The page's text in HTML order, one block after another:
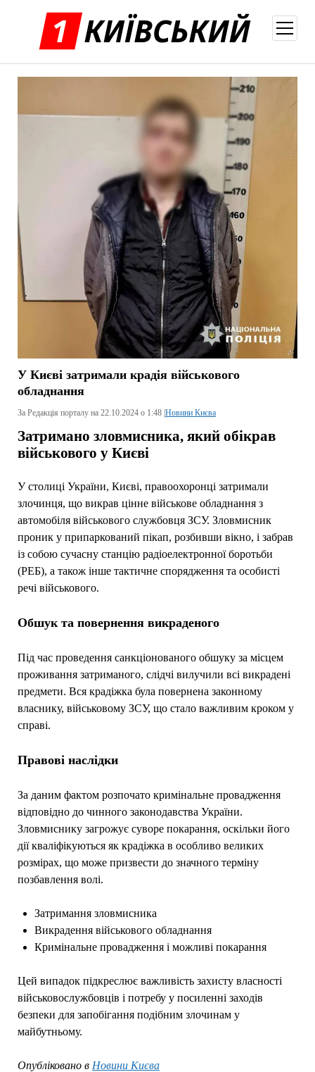
меню
У Києві затримали крадія військового
обладнання
За Редакція порталу на 22.10.2024 о 1:48 |Новини Києва
Затримано зловмисника, який обікрав
військового у Києві
У столиці України, Києві, правоохоронці затримали
злочинця, що викрав цінне військове обладнання з
автомобіля військового службовця ЗСУ. Зловмисник
проник у припаркований пікап, розбивши вікно, і забрав
із собою сучасну станцію радіоелектронної боротьби
(РЕБ), а також інше тактичне спорядження та особисті
речі військового.
Обшук та повернення викраденого
Під час проведення санкціонованого обшуку за місцем
проживання затриманого, слідчі вилучили всі викрадені
предмети. Вся крадіжка була повернена законному
власнику, військовому ЗСУ, що стало важливим кроком у
справі.
Правові наслідки
За даним фактом розпочато кримінальне провадження
відповідно до чинного законодавства України.
Зловмиснику загрожує суворе покарання, оскільки його
дії кваліфікуються як крадіжка в особливо великих
розмірах, що може призвести до значного терміну
позбавлення волі.
Затримання зловмисника
Викрадення військового обладнання
Кримінальне провадження і можливі покарання
Цей випадок підкреслює важливість захисту власності
військовослужбовців і потребу у посиленні заходів
безпеки для запобігання подібним злочинам у
майбутньому.
Опубліковано в Новини Києва